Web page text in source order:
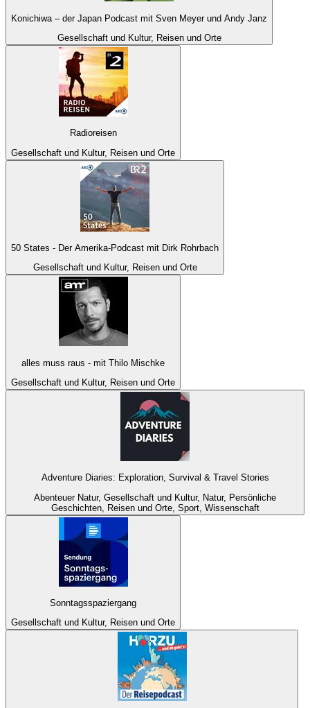
Konichiwa – der Japan Podcast mit Sven Meyer und Andy Janz
Gesellschaft und Kultur, Reisen und Orte
Radioreisen
Gesellschaft und Kultur, Reisen und Orte
50 States - Der Amerika-Podcast mit Dirk Rohrbach
Gesellschaft und Kultur, Reisen und Orte
alles muss raus - mit Thilo Mischke
Gesellschaft und Kultur, Reisen und Orte
Adventure Diaries: Exploration, Survival & Travel Stories
Abenteuer Natur, Gesellschaft und Kultur, Natur, Persönliche
Geschichten, Reisen und Orte, Sport, Wissenschaft
Sonntagsspaziergang
Gesellschaft und Kultur, Reisen und Orte